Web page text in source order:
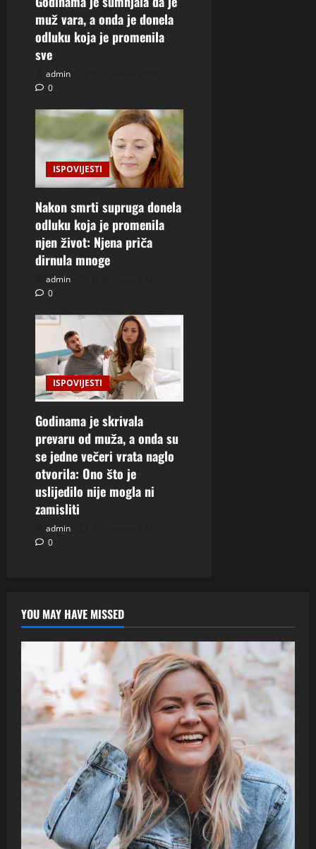
muž vara, a onda je donela
odluku koja je promenila
sve
admin
0
ISPOVIJESTI
Nakon smrti supruga donela
odluku koja je promenila
njen život: Njena priča
dirnula mnoge
admin
0
ISPOVIJESTI
Godinama je skrivala
prevaru od muža, a onda su
se jedne večeri vrata naglo
otvorila: Ono što je
uslijedilo nije mogla ni
zamisliti
admin
0
YOU MAY HAVE MISSED